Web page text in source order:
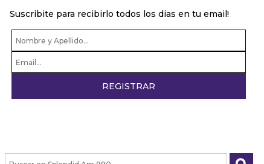
Suscribite para recibirlo todos los dias en tu email!